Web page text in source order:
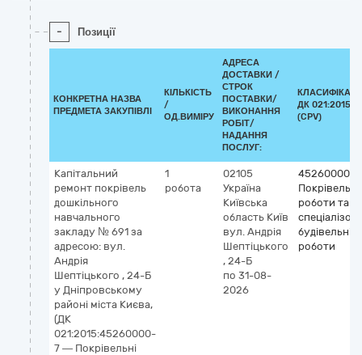
- Позиції
КОНКРЕТНА НАЗВА
ПРЕДМЕТА ЗАКУПІВЛІ
КІЛЬКІСТЬ
/
ОД.ВИМІРУ
АДРЕСА
ДОСТАВКИ /
СТРОК
ПОСТАВКИ/
ВИКОНАННЯ
РОБІТ/
НАДАННЯ
ПОСЛУГ:
ДК 021:2015
(CPV)
Капітальний
ремонт покрівель
дошкільного
навчального
закладу № 691 за
адресою: вул.
Андрія
Шептіцького , 24-Б
у Дніпровському
районі міста Києва,
(ДК
021:2015:45260000-
7 — Покрівельні
1
робота
02105
Україна
Київська
область Київ
вул. Андрія
Шептіцького
, 24-Б
по 31-08-
2026
45260000-7
Покрівельні
роботи та
будівельні
роботи